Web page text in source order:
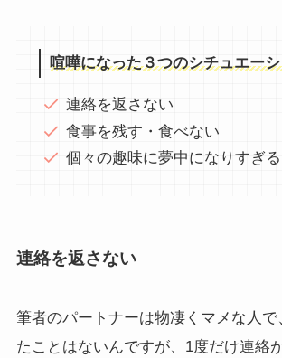
喧嘩になった３つのシチュエー
連絡を返さない
食事を残す・食べない
個々の趣味に夢中になりすぎる
連絡を返さない
筆者のパートナーは物凄くマメな人で
たことはないんですが、1度だけ連絡